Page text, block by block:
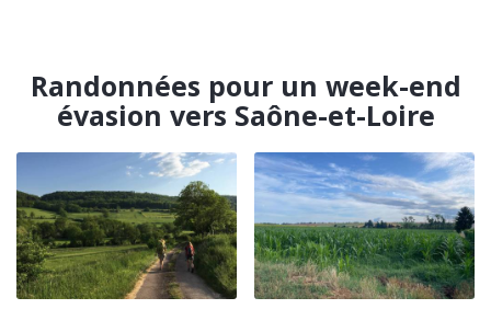
Randonnées pour un week-end
évasion vers Saône-et-Loire